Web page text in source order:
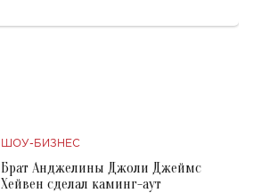
ШОУ-БИЗНЕС
Брат Анджелины Джоли Джеймс
Хейвен сделал каминг-аут